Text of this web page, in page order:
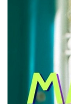
Estatuto
Cultura